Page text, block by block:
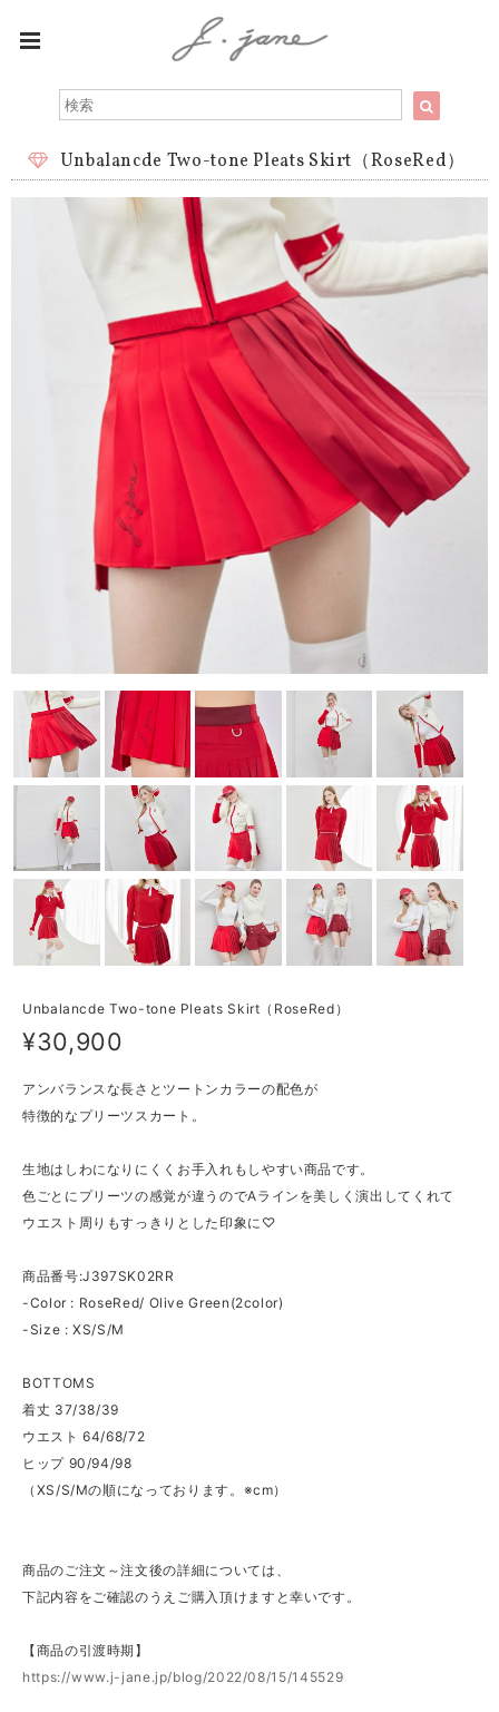
Unbalancde Two-tone Pleats Skirt（RoseRed）
Unbalancde Two-tone Pleats Skirt（RoseRed）
¥30,900
アンバランスな長さとツートンカラーの配色が
特徴的なプリーツスカート。
生地はしわになりにくくお手入れもしやすい商品です。
色ごとにプリーツの感覚が違うのでAラインを美しく演出してくれて
ウエスト周りもすっきりとした印象に♡
商品番号:J397SK02RR
-Color : RoseRed/ Olive Green(2color)
-Size : XS/S/M
BOTTOMS
着丈 37/38/39
ウエスト 64/68/72
ヒップ 90/94/98
（XS/S/Mの順になっております。※cm）
商品のご注文～注文後の詳細については、
下記内容をご確認のうえご購入頂けますと幸いです。
【商品の引渡時期】
https://www.j-jane.jp/blog/2022/08/15/145529